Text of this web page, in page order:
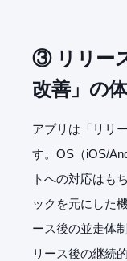
③ リリー
改善」の
アプリは「リリ
す。OS（iOS/
トへの対応はも
ックを元にした
ース後の並走体
リース後の継続